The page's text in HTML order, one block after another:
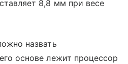
8,8 мм при весе
назвать
основе лежит процессор